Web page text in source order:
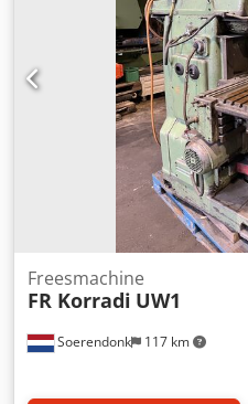
Soerendonk 117 km
Freesmachine
FR Korradi UW1